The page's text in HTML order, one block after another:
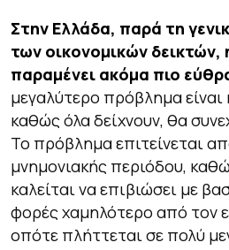
Στην Ελλάδα, παρά τη
των οικονομικών δεικτών,
παραμένει ακόμα πιο
μεγαλύτερο πρόβλημα είναι
καθώς όλα δείχνουν, θα
Το πρόβλημα επιτείνεται
μνημονιακής περιόδου,
καλείται να επιβιώσει με
φορές χαμηλότερο από τον
οπότε πλήττεται σε πολύ